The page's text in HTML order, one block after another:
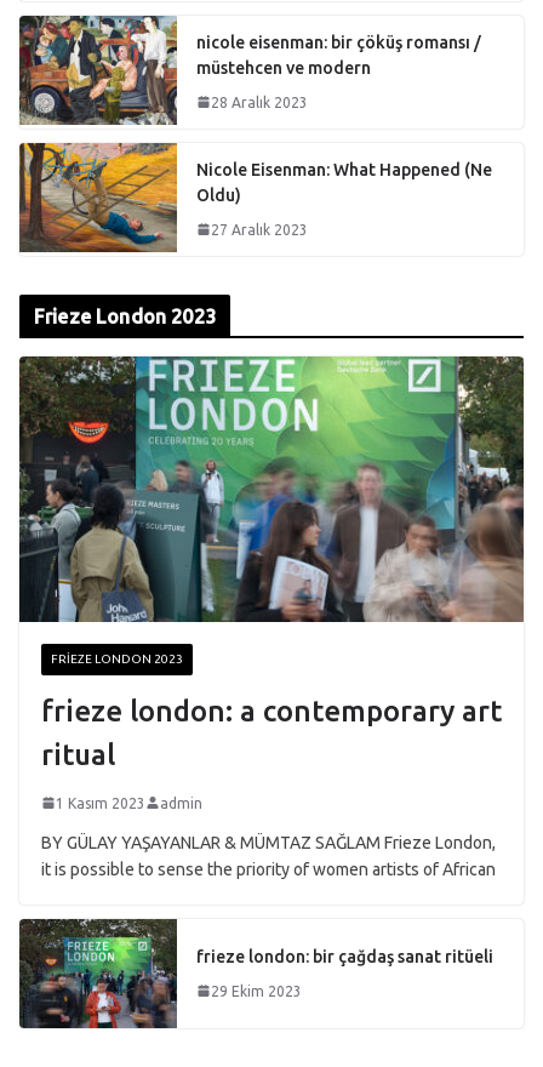
nicole eisenman: bir çöküş romansı /
müstehcen ve modern
28 Aralık 2023
Nicole Eisenman: What Happened (Ne
Oldu)
27 Aralık 2023
Frieze London 2023
FRIEZE LONDON 2023
frieze london: a contemporary art
ritual
1 Kasım 2023 admin
BY GÜLAY YAŞAYANLAR & MÜMTAZ SAĞLAM Frieze London,
it is possible to sense the priority of women artists of African
frieze london: bir çağdaş sanat ritüeli
29 Ekim 2023